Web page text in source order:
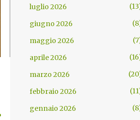
luglio 2026
13
giugno 2026
8
maggio 2026
7
aprile 2026
16
marzo 2026
20
febbraio 2026
11
gennaio 2026
8